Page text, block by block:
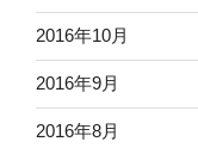
2016年10月
2016年9月
2016年8月